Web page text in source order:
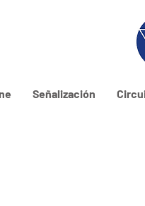
Señalización